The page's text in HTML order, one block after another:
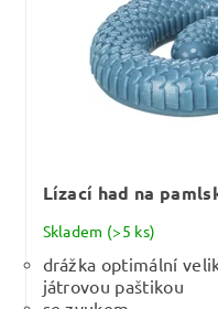
Lízací had na
Skladem (>5 ks)
drážka optimální
játrovou paštikou